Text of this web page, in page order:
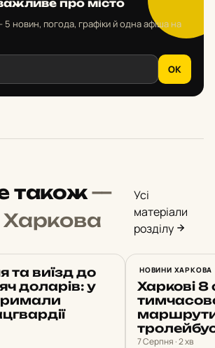
про місто
новин, погода, графіки й одна афіша на
OK
також—
Усі
матеріали
розділу
та виїзд до
доларів: у
НОВИНИ ХАРКОВА
Ремонт
Харкові 8
7 Серпня · 2 хв